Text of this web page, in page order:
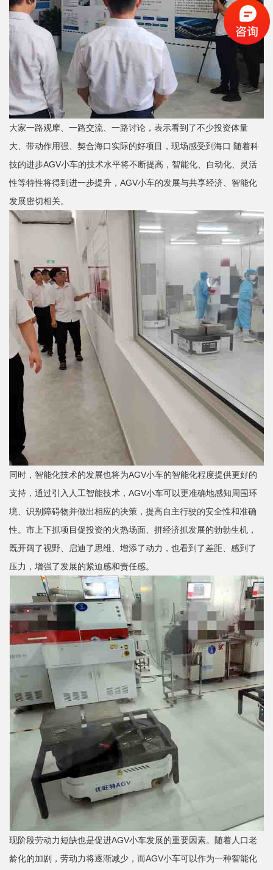
大家一路观摩、一路交流、一路讨论，表示看到了不少投资体量
大、带动作用强、契合海口实际的好项目，现场感受到海口 随着科
技的进步‌AGV小车的技术水平将不断提高，‌智能化、‌自动化、‌灵活
性等特性将得到进一步提升，AGV小车的发展与共享经济、‌智能化
发展密切相关。‌
同时，‌智能化技术的发展也将为AGV小车的智能化程度提供更好的
支持，‌通过引入人工智能技术，‌AGV小车可以更准确地感知周围环
境、‌识别障碍物并做出相应的决策，‌提高自主行驶的安全性和准确
性。市上下抓项目促投资的火热场面、拼经济抓发展的勃勃生机，
既开阔了视野、启迪了思维、增添了动力，也看到了差距、感到了
压力，增强了发展的紧迫感和责任感。
现阶段劳动力短缺也是促进AGV小车发展的重要因素。‌随着人口老
龄化的加剧，‌劳动力将逐渐减少，‌而AGV小车可以作为一种智能化